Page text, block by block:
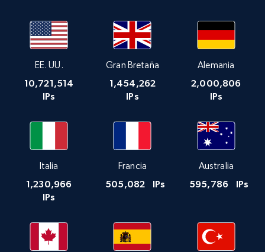
EE. UU.
10,721,514
IPs
Gran Bretaña
1,454,262
IPs
Alemania
2,000,806
IPs
Italia
1,230,966
IPs
Francia
505,082 IPs
Australia
595,786 IPs